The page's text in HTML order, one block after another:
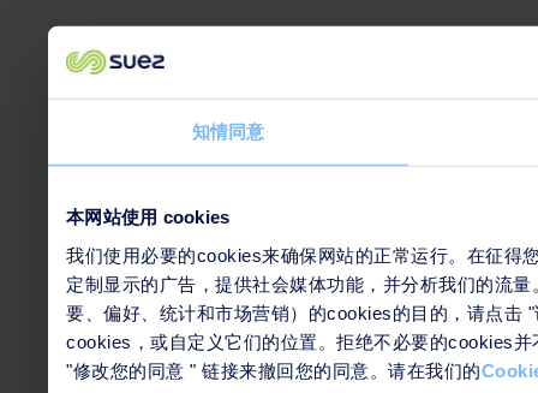
知情同意
本网站使用 cookies
我们使用必要的cookies来确保网站的正常运行。在征得
定制显示的广告，提供社会媒体功能，并分析我们的流
要、偏好、统计和市场营销）的cookies的目的，请点击
cookies，或自定义它们的位置。拒绝不必要的cookies
"修改您的同意 " 链接来撤回您的同意。请在我们的